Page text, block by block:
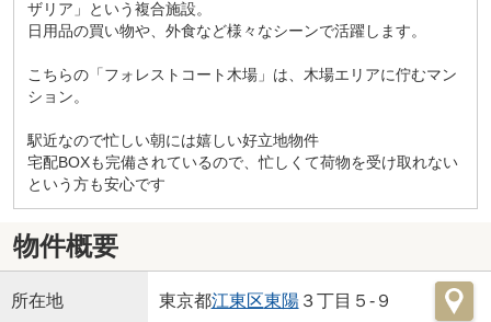
ザリア」という複合施設。
日用品の買い物や、外食など様々なシーンで活躍します。
こちらの「フォレストコート木場」は、木場エリアに佇むマン
ション。
駅近なので忙しい朝には嬉しい好立地物件
宅配BOXも完備されているので、忙しくて荷物を受け取れない
という方も安心です
物件概要
所在地 東京都江東区東陽３丁目５-９